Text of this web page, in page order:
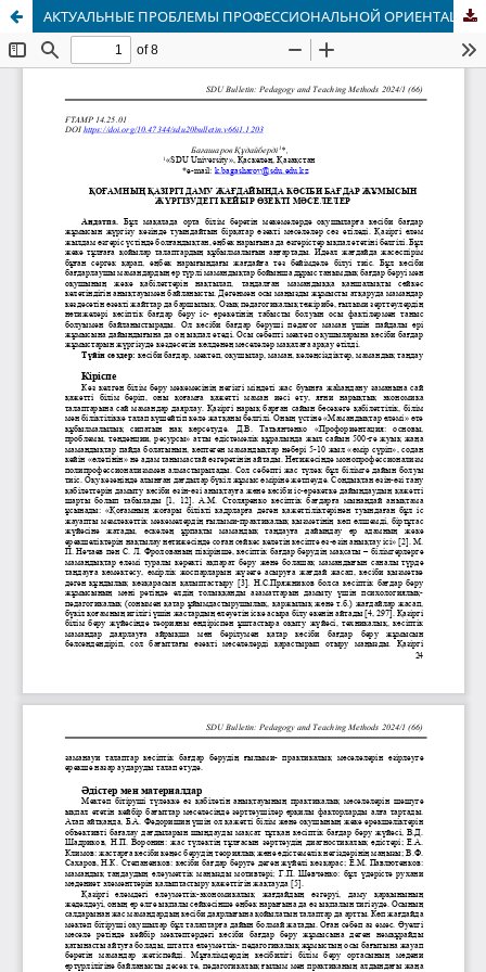
АКТУАЛЬНЫЕ ПРОБЛЕМЫ ПРОФЕССИОНАЛЬНОЙ ОРИЕНТАЦИИ В УСЛОВИЯХ СОВРЕМЕННОГО РАЗВИТИЯ ОБЩЕСТВА